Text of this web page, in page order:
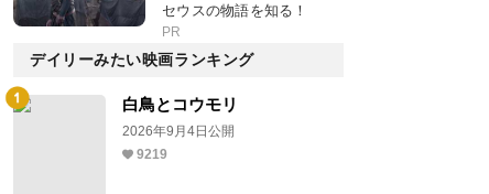
セウスの物語を知る！
PR
デイリーみたい映画ランキング
白鳥とコウモリ
2026年9月4日公開
9219